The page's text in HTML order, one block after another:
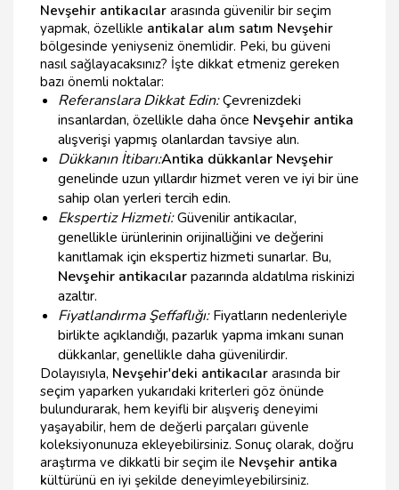
Nevşehir antikacılar arasında güvenilir bir seçim
yapmak, özellikle antikalar alım satım Nevşehir
bölgesinde yeniyseniz önemlidir. Peki, bu güveni
nasıl sağlayacaksınız? İşte dikkat etmeniz gereken
bazı önemli noktalar:
Referanslara Dikkat Edin:Çevrenizdeki
insanlardan, özellikle daha önce Nevşehir antika
alışverişi yapmış olanlardan tavsiye alın.
Dükkanın İtibarı:Antika dükkanlar Nevşehir
genelinde uzun yıllardır hizmet veren ve iyi bir üne
sahip olan yerleri tercih edin.
Ekspertiz Hizmeti:Güvenilir antikacılar,
genellikle ürünlerinin orijinalliğini ve değerini
kanıtlamak için ekspertiz hizmeti sunarlar. Bu,
Nevşehir antikacılarpazarında aldatılma riskinizi
azaltır.
Fiyatlandırma Şeffaflığı:Fiyatların nedenleriyle
birlikte açıklandığı, pazarlık yapma imkanı sunan
dükkanlar, genellikle daha güvenilirdir.
Dolayısıyla, Nevşehir'deki antikacılar arasında bir
seçim yaparken yukarıdaki kriterleri göz önünde
bulundurarak, hem keyifli bir alışveriş deneyimi
yaşayabilir, hem de değerli parçaları güvenle
koleksiyonunuza ekleyebilirsiniz. Sonuç olarak, doğru
araştırma ve dikkatli bir seçim ile Nevşehir antika
kültürünü en iyi şekilde deneyimleyebilirsiniz.